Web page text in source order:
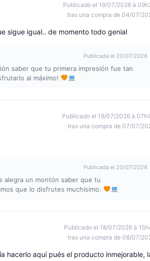
Publicado el 19/07/2026 à
tras una compra de 04/07/
sigue igual.. de momento todo genial
Publicada el 20/07/2026
saber que tu primera impresión fue tan
al máximo!
Publicado el 19/07/2026 à
tras una compra de 07/07/
Publicada el 20/07/2026
alegra un montón saber que tu
que lo disfrutes muchísimo.
Publicado el 18/07/2026 à
tras una compra de 08/07/
hacerlo aquí pués el producto inmejorable,